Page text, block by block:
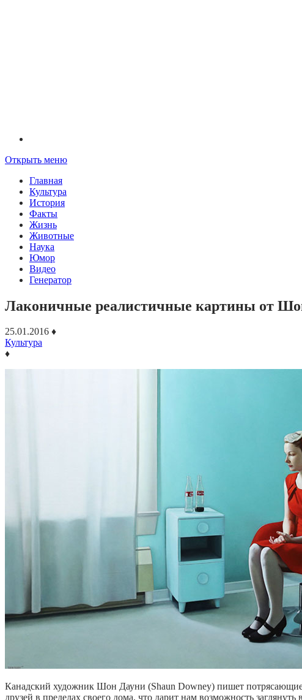
Открыть меню
Главная
Культура
История
Факты
Жизнь
Животные
Наука
Юмор
Видео
Генератор
Лаконичные реалистичные картины от
25.01.2016 ♦
Культура
♦
Канадский художник Шон Дауни (Shaun Downey) пишет
друзей в пределах своего дома, что дарит нам возможность